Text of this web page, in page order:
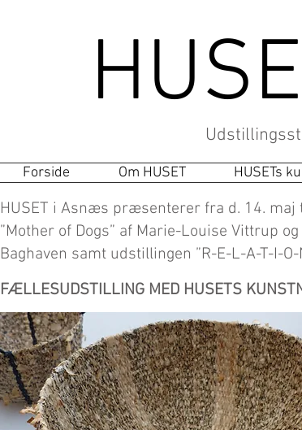
Forside Om HUSET HUSETs
HUSET i Asnæs præsenterer fra d. 14.
”Mother of Dogs” af Marie-Louise Vittrup
Baghaven samt udstillingen ”R-E-L-A-T-I-
FÆLLESUDSTILLING MED HUSETS